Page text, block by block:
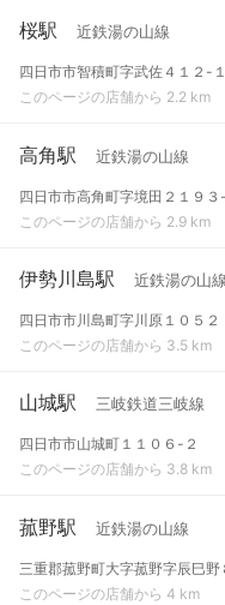
桜駅 近鉄湯の山線
四日市市智積町字武佐４１２-１
このページの店舗から 2.2 km
高角駅 近鉄湯の山線
四日市市高角町字境田２１９３
このページの店舗から 2.9 km
伊勢川島駅 近鉄湯の山線
四日市市川島町字川原１０５２
このページの店舗から 3.5 km
山城駅 三岐鉄道三岐線
四日市市山城町１１０６-２
このページの店舗から 3.8 km
菰野駅 近鉄湯の山線
三重郡菰野町大字菰野字辰巳野
このページの店舗から 4 km